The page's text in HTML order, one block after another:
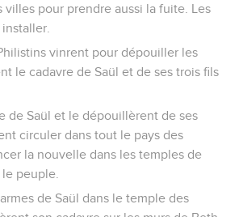
villes pour prendre aussi la fuite. Les
vinrent pour dépouiller les
le cadavre de Saül et de ses trois fils
de Saül et le dépouillèrent de ses
circuler dans tout le pays des
la nouvelle dans les temples de
peuple.
de Saül dans le temple des